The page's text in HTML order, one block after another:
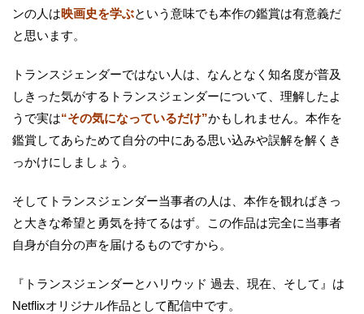
ンの人は映画史を学ぶという意味でも本作の鑑賞は有意義だ
と思います。
トランスジェンダーではない人は、なんとなく知名度が普及
しきった気がするトランスジェンダーについて、理解したよ
うで実は“その気になっているだけ”かもしれません。本作を
鑑賞してあらためて自分の中にある思い込みや誤解を解くき
っかけにしましょう。
そしてトランスジェンダー当事者の人は、本作を観ればきっ
と大きな希望と勇気を持てるはず。この作品は完全に当事者
自身が自分の声を届けるものですから。
『トランスジェンダーとハリウッド 過去、現在、そして』は
Netflixオリジナル作品として配信中です。